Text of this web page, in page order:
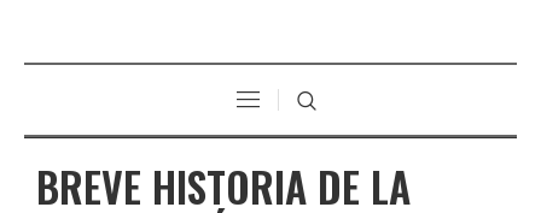
BREVE HISTORIA DE LA